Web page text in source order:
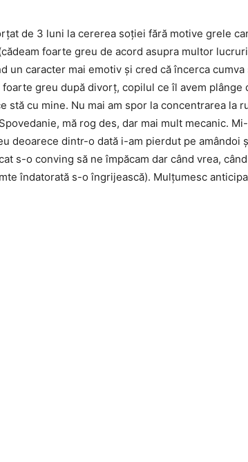
de 3 luni la cererea soției fără motive grele
foarte greu de acord asupra multor
un caracter mai emotiv și cred că încerca cumva
foarte greu după divorț, copilul ce îl avem plânge
stă cu mine. Nu mai am spor la concentrarea la
mă rog des, dar mai mult mecanic.
deoarece dintr-o dată i-am pierdut pe amândoi
s-o conving să ne împăcam dar când vrea,
îndatorată s-o îngrijească). Mulțumesc